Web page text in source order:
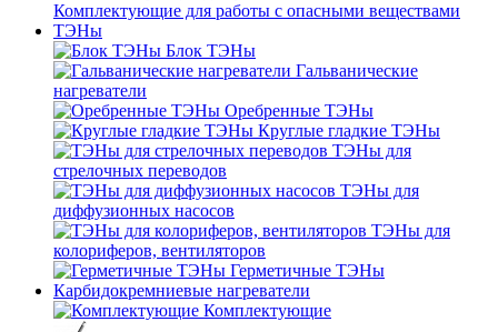
Комплектующие для работы с опасными веществами
ТЭНы
Блок ТЭНы
Гальванические
нагреватели
Оребренные ТЭНы
Круглые гладкие ТЭНы
ТЭНы для
стрелочных переводов
ТЭНы для
диффузионных насосов
ТЭНы для
колориферов, вентиляторов
Герметичные ТЭНы
Карбидокремниевые нагреватели
Комплектующие